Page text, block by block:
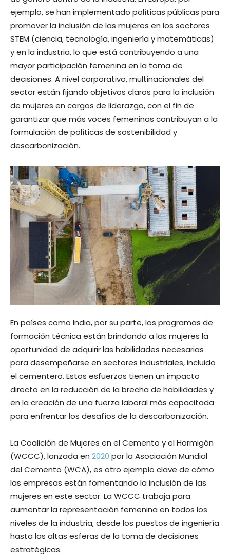
ejemplo, se han implementado políticas públicas para
promover la inclusión de las mujeres en los sectores
STEM (ciencia, tecnología, ingeniería y matemáticas)
y en la industria, lo que está contribuyendo a una
mayor participación femenina en la toma de
decisiones. A nivel corporativo, multinacionales del
sector están fijando objetivos claros para la inclusión
de mujeres en cargos de liderazgo, con el fin de
garantizar que más voces femeninas contribuyan a la
formulación de políticas de sostenibilidad y
descarbonización.
En países como India, por su parte, los programas de
formación técnica están brindando a las mujeres la
oportunidad de adquirir las habilidades necesarias
para desempeñarse en sectores industriales, incluido
el cementero. Estos esfuerzos tienen un impacto
directo en la reducción de la brecha de habilidades y
en la creación de una fuerza laboral más capacitada
para enfrentar los desafíos de la descarbonización.
La Coalición de Mujeres en el Cemento y el Hormigón
(WCCC), lanzada en 2020 por la Asociación Mundial
del Cemento (WCA), es otro ejemplo clave de cómo
las empresas están fomentando la inclusión de las
mujeres en este sector. La WCCC trabaja para
aumentar la representación femenina en todos los
niveles de la industria, desde los puestos de ingeniería
hasta las altas esferas de la toma de decisiones
estratégicas.